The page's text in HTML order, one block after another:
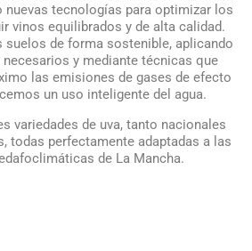
nuevas tecnologías para optimizar los
vinos equilibrados y de alta calidad.
suelos de forma sostenible, aplicando
y mediante técnicas que
las emisiones de gases de efecto
un uso inteligente del agua.
variedades de uva, tanto nacionales
todas perfectamente adaptadas a las
de La Mancha.